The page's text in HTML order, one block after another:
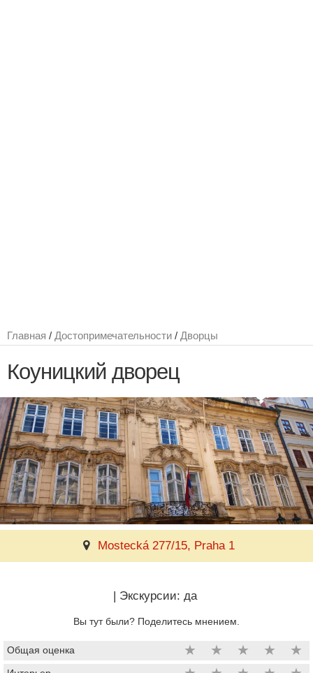
Главная / Достопримечательности / Дворцы
Коуницкий дворец
Mostecká 277/15, Praha 1
| Экскурсии: да
Вы тут были? Поделитесь мнением.
Общая оценка ★ ★ ★ ★ ★